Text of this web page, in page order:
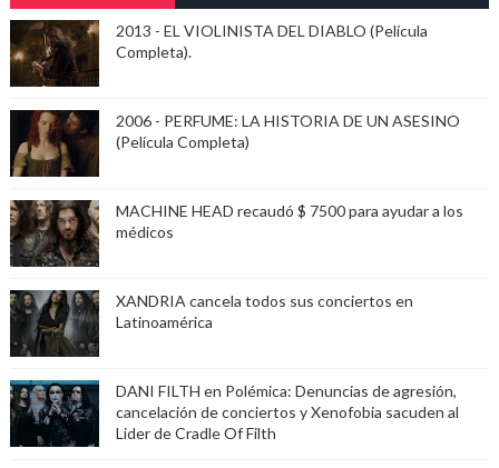
2013 - EL VIOLINISTA DEL DIABLO (Película
Completa).
2006 - PERFUME: LA HISTORIA DE UN ASESINO
(Película Completa)
MACHINE HEAD recaudó $ 7500 para ayudar a los
médicos
XANDRIA cancela todos sus conciertos en
Latinoamérica
DANI FILTH en Polémica: Denuncias de agresión,
cancelación de conciertos y Xenofobia sacuden al
Lider de Cradle Of Filth